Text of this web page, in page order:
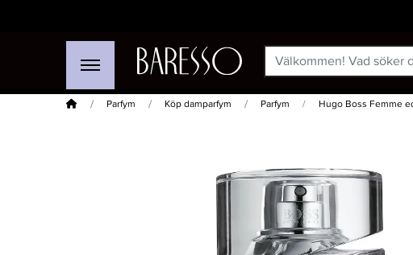
Hem Parfym Köp damparfym Parfym Hugo Boss Femme